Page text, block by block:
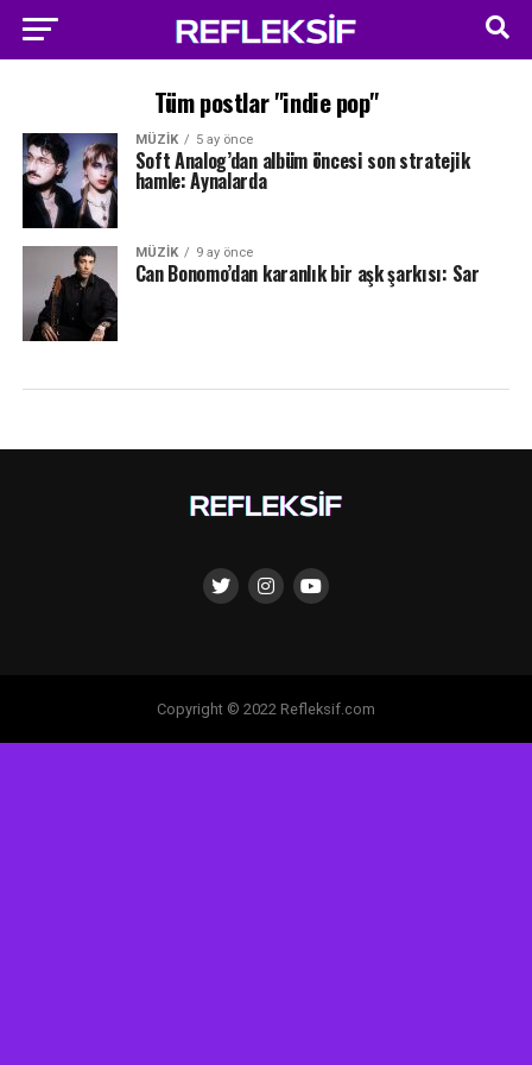
Tüm postlar "indie pop"
MÜZIK 5 ay önce
Soft Analog’dan albüm öncesi son stratejik
hamle: Aynalarda
MÜZIK 9 ay önce
Can Bonomo’dan karanlık bir aşk şarkısı: Sar
Copyright © 2022 Refleksif.com